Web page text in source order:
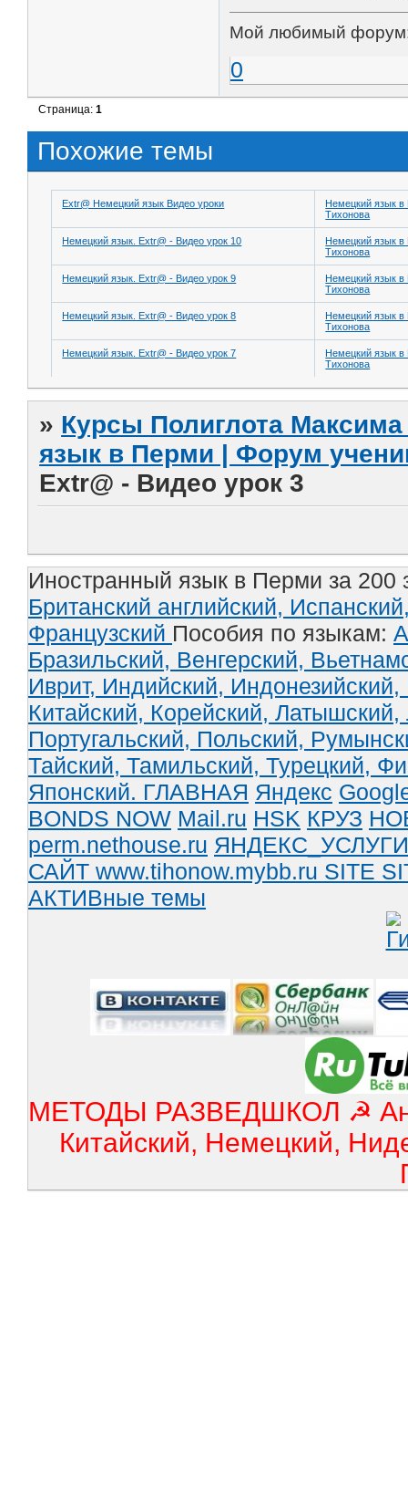
Мой любимый
0
Страница:1
Похожие темы
Extr@ Немецкий язык Видео уроки
Немецкий язык
Тихонова
Немецкий язык. Extr@ - Видео урок 10
Немецкий язык
Тихонова
Немецкий язык. Extr@ - Видео урок 9
Немецкий язык
Тихонова
Немецкий язык. Extr@ - Видео урок 8
Немецкий язык
Тихонова
Немецкий язык. Extr@ - Видео урок 7
Немецкий язык
Тихонова
» Курсы Полиглота
язык в Перми | Форум
Extr@ - Видео урок 3
Иностранный язык в Перми за 200
Британский английский,
Французский Пособия по языкам:
Бразильский, Венгерский,
Иврит, Индийский, Индонезийский,
Китайский, Корейский, Латышский,
Португальский, Польский,
Тайский, Тамильский, Турецкий,
Японский. ГЛАВНАЯ Яндекс
BONDS NOW Mail.ru HSK КРУЗ
perm.nethouse.ru ЯНДЕКС_УСЛУГИ
САЙТ www.tihonow.mybb.ru SITE
АКТИВные темы
МЕТОДЫ РАЗВЕДШКОЛ ☭
Китайский, Немецкий,